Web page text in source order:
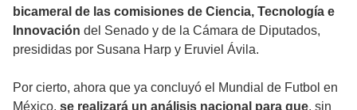
bicameral de las comisiones de Ciencia, Tecnología e
Innovación del Senado y de la Cámara de Diputados,
presididas por Susana Harp y Eruviel Ávila.
Por cierto, ahora que ya concluyó el Mundial de Futbol en
México, se realizará un análisis nacional para que, sin